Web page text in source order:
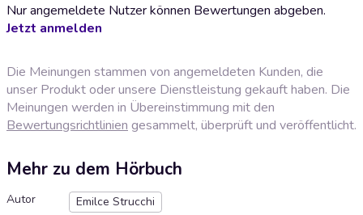
Nur angemeldete Nutzer können Bewertungen abgeben.
Jetzt anmelden
Die Meinungen stammen von angemeldeten Kunden, die
unser Produkt oder unsere Dienstleistung gekauft haben. Die
Meinungen werden in Übereinstimmung mit den
Bewertungsrichtlinien gesammelt, überprüft und veröffentlicht.
Mehr zu dem Hörbuch
Autor
Emilce Strucchi